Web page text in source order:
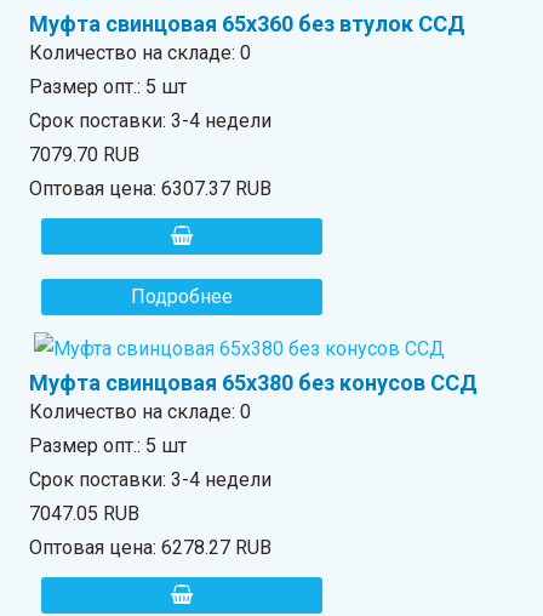
Муфта свинцовая 65х360 без втулок ССД
Количество на складе:0
Размер опт.: 5 шт
Срок поставки: 3-4 недели
7079.70 RUB
Оптовая цена:6307.37 RUB
Подробнее
Муфта свинцовая 65х380 без конусов ССД
Количество на складе:0
Размер опт.: 5 шт
Срок поставки: 3-4 недели
7047.05 RUB
Оптовая цена:6278.27 RUB